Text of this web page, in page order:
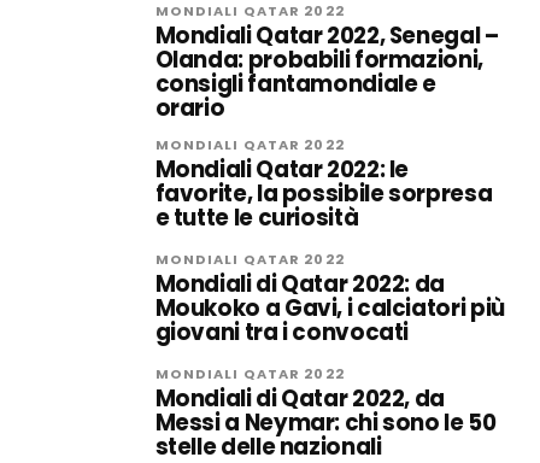
MONDIALI QATAR 2022
Mondiali Qatar 2022, Senegal –
Olanda: probabili formazioni,
consigli fantamondiale e
orario
MONDIALI QATAR 2022
Mondiali Qatar 2022: le
favorite, la possibile sorpresa
e tutte le curiosità
MONDIALI QATAR 2022
Mondiali di Qatar 2022: da
Moukoko a Gavi, i calciatori più
giovani tra i convocati
MONDIALI QATAR 2022
Mondiali di Qatar 2022, da
Messi a Neymar: chi sono le 50
stelle delle nazionali